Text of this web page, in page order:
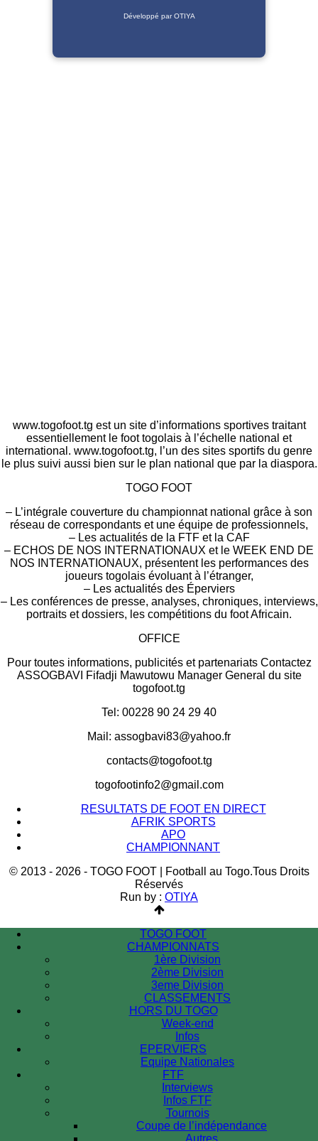
Développé par OTIYA
www.togofoot.tg est un site d’informations sportives traitant
essentiellement le foot togolais à l’échelle national et
international. www.togofoot.tg, l’un des sites sportifs du genre
le plus suivi aussi bien sur le plan national que par la diaspora.
TOGO FOOT
– L’intégrale couverture du championnat national grâce à son
réseau de correspondants et une équipe de professionnels,
– Les actualités de la FTF et la CAF
– ECHOS DE NOS INTERNATIONAUX et le WEEK END DE
NOS INTERNATIONAUX, présentent les performances des
joueurs togolais évoluant à l’étranger,
– Les actualités des Éperviers
– Les conférences de presse, analyses, chroniques, interviews,
portraits et dossiers, les compétitions du foot Africain.
OFFICE
Pour toutes informations, publicités et partenariats Contactez
ASSOGBAVI Fifadji Mawutowu Manager General du site
togofoot.tg
Tel: 00228 90 24 29 40
Mail: assogbavi83@yahoo.fr
contacts@togofoot.tg
togofootinfo2@gmail.com
RESULTATS DE FOOT EN DIRECT
AFRIK SPORTS
APO
CHAMPIONNANT
© 2013 - 2026 - TOGO FOOT | Football au Togo.Tous Droits
Réservés
Run by : OTIYA
TOGO FOOT
CHAMPIONNATS
1ère Division
2ème Division
3eme Division
CLASSEMENTS
HORS DU TOGO
Week-end
Infos
EPERVIERS
Equipe Nationales
FTF
Interviews
Infos FTF
Tournois
Coupe de l’indépendance
Autres